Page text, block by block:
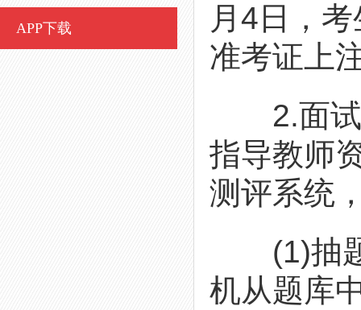
APP下载
月4日，
准考证上
2.面试
指导教师
测评系统
(1)抽题
机从题库